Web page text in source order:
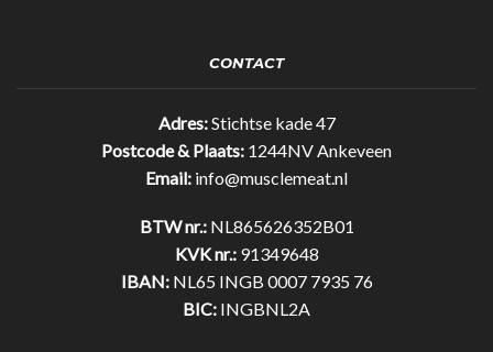
CONTACT
Adres:Stichtse kade 47
Postcode & Plaats: 1244NV Ankeveen
Email: info@musclemeat.nl
BTW nr.:NL865626352B01
KVK nr.:91349648
IBAN:NL65 INGB 0007 7935 76
BIC: INGBNL2A